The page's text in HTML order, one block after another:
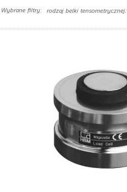
Wybrane filtry: rodzaj belki tensometrycznej: